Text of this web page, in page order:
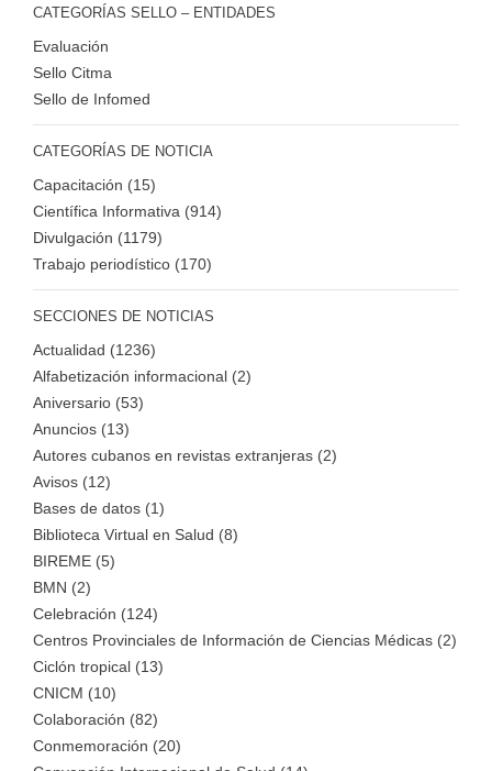
CATEGORÍAS SELLO – ENTIDADES
Evaluación
Sello Citma
Sello de Infomed
CATEGORÍAS DE NOTICIA
Capacitación (15)
Científica Informativa (914)
Divulgación (1179)
Trabajo periodístico (170)
SECCIONES DE NOTICIAS
Actualidad (1236)
Alfabetización informacional (2)
Aniversario (53)
Anuncios (13)
Autores cubanos en revistas extranjeras (2)
Avisos (12)
Bases de datos (1)
Biblioteca Virtual en Salud (8)
BIREME (5)
BMN (2)
Celebración (124)
Centros Provinciales de Información de Ciencias Médicas (2)
Ciclón tropical (13)
CNICM (10)
Colaboración (82)
Conmemoración (20)